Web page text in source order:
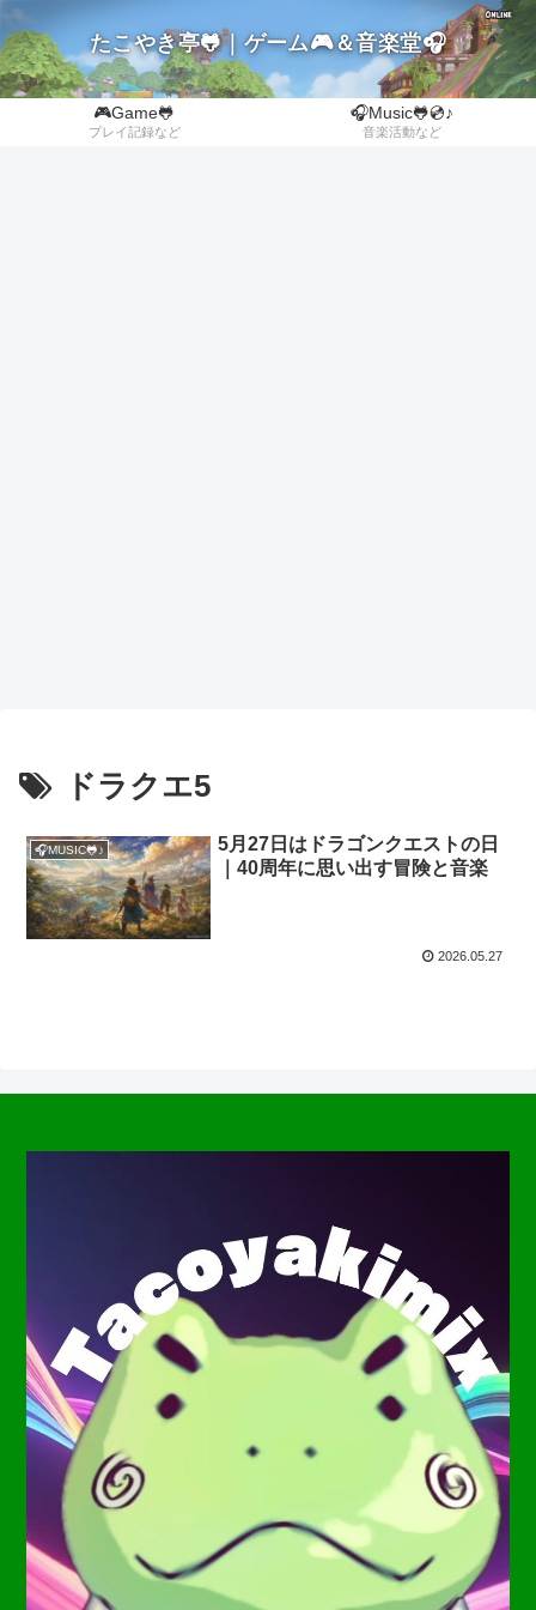
たこやき亭🐸｜ゲーム🎮＆音楽堂🎧
🎮Game🐸
プレイ記録など
🎧Music🐸💿♪
音楽活動など
ドラクエ5
🎧MUSIC🐸♪
5月27日はドラゴンクエストの日
｜40周年に思い出す冒険と音楽
2026.05.27